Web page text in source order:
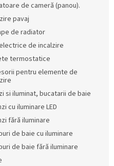
de cameră (panou).
pavaj
de radiator
de incalzire
termostatice
pentru elemente de
si iluminat, bucatarii de baie
cu iluminare LED
fără iluminare
de baie cu iluminare
de baie fără iluminare